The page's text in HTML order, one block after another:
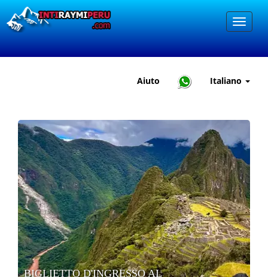
Aiuto Italiano
BIGLIETTO D'INGRESSO AL